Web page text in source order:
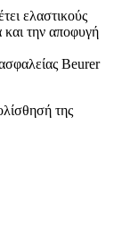
ελαστικούς
και την αποφυγή
Beurer
της